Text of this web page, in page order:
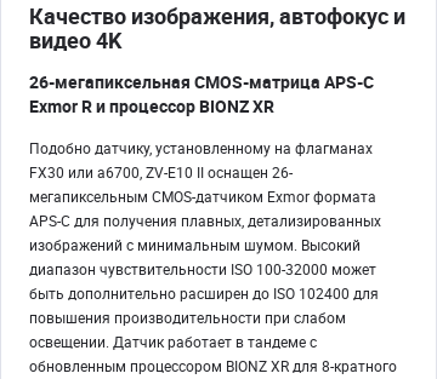
Качество изображения, автофокус и
видео 4K
26-мегапиксельная CMOS-матрица APS-C
Exmor R и процессор BIONZ XR
Подобно датчику, установленному на флагманах
FX30 или a6700, ZV-E10 II оснащен 26-
мегапиксельным CMOS-датчиком Exmor формата
APS-C для получения плавных, детализированных
изображений с минимальным шумом. Высокий
диапазон чувствительности ISO 100-32000 может
быть дополнительно расширен до ISO 102400 для
повышения производительности при слабом
освещении. Датчик работает в тандеме с
обновленным процессором BIONZ XR для 8-кратного